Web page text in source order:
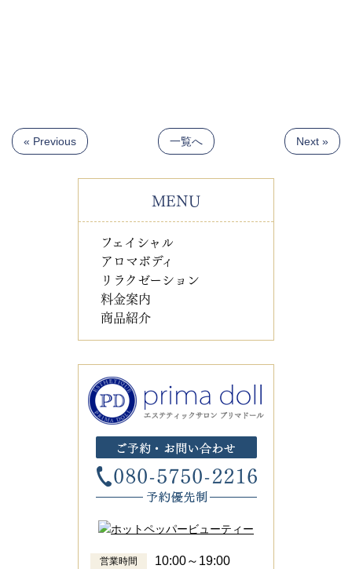
« Previous 一覧へ Next »
MENU
フェイシャル
アロマボディ
リラクゼーション
料金案内
商品紹介
営業時間
10:00～19:00